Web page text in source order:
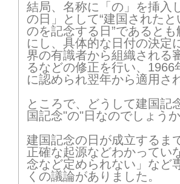
結局、名称に「の」を挿入
の日」として“建国された
のを記念する日”であるとも
にし、具体的な日付の決定
界の有識者から組織される
るなどの修正を行い、1966
に認められ翌年から適用さ
ところで、どうして建国記
国記念"の"日なのでしょうか
建国記念の日が成立するま
正確な起源などわかってい
念など定められない」など
くの議論がありました。